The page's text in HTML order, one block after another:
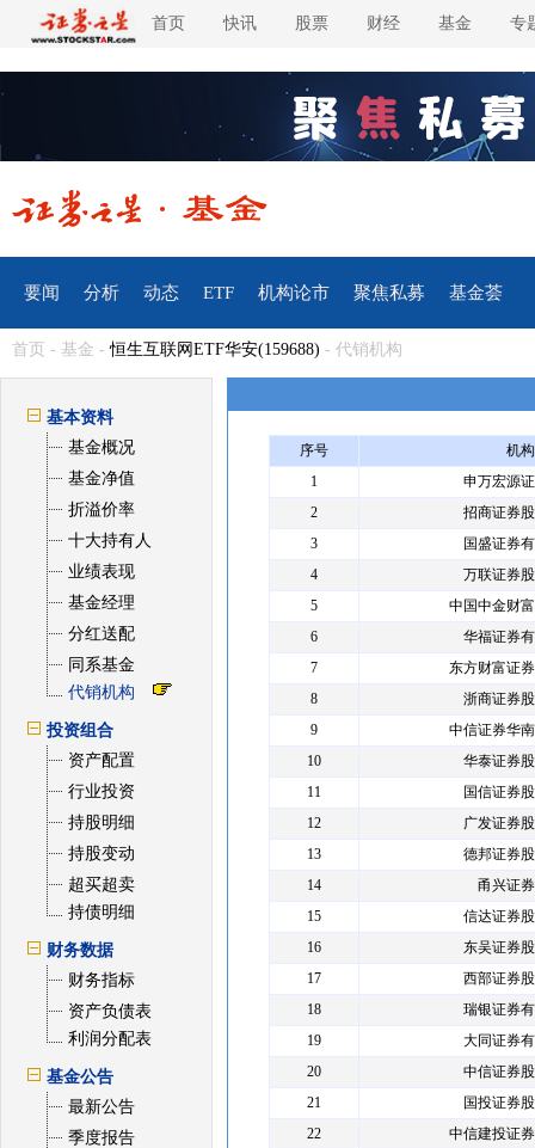
首页 快讯 股票 财经 基金 专
要闻 分析 动态 ETF 机构论市 聚焦私募 基金荟
首页 - 基金 -恒生互联网ETF华安(159688) - 代销机构
基本资料
基金概况
基金净值
折溢价率
十大持有人
业绩表现
基金经理
分红送配
同系基金
代销机构
投资组合
资产配置
行业投资
持股明细
持股变动
超买超卖
持债明细
财务数据
财务指标
资产负债表
利润分配表
基金公告
最新公告
季度报告
序号
机
1
申万宏源
2
招商证券
3
国盛证券
4
万联证券
5
中国中金财
6
华福证券
7
东方财富证
8
浙商证券
9
中信证券华
10
华泰证券
11
国信证券
12
广发证券
13
德邦证券
14
甬兴证
15
信达证券
16
东吴证券
17
西部证券
18
瑞银证券
19
大同证券
20
中信证券
21
国投证券
22
中信建投证